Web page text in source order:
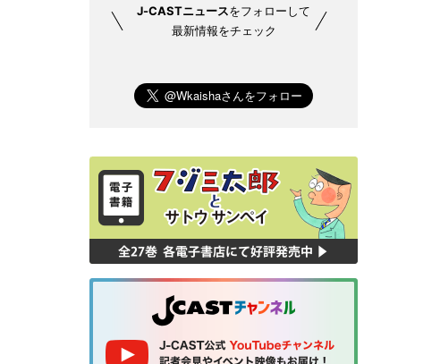
J-CASTニュースをフォローして
最新情報をチェック